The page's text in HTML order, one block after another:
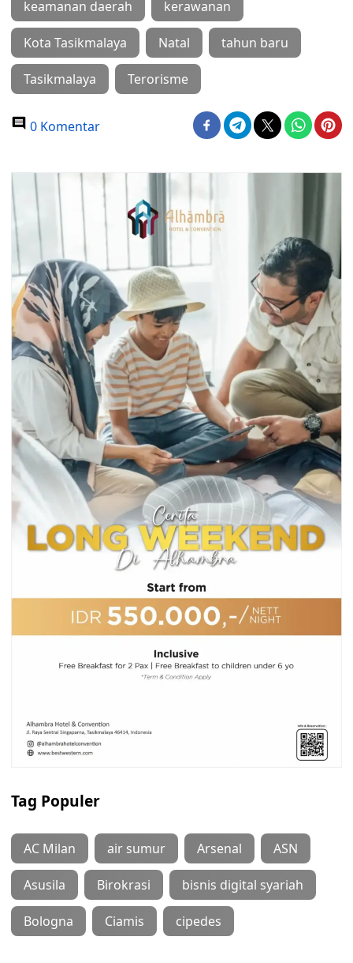
keamanan daerah kerawanan
Kota Tasikmalaya Natal tahun baru
Tasikmalaya Terorisme
0 Komentar
Tag Populer
AC Milan air sumur Arsenal ASN
Asusila Birokrasi bisnis digital syariah
Bologna Ciamis cipedes